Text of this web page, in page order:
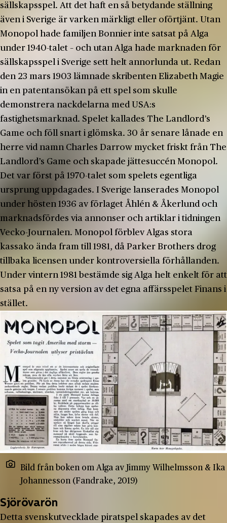
sällskapsspel. Att det haft en så betydande ställning
även i Sverige är varken märkligt eller oförtjänt. Utan
Monopol hade familjen Bonnier inte satsat på Alga
under 1940-talet – och utan Alga hade marknaden för
sällskapsspel i Sverige sett helt annorlunda ut. Redan
den 23 mars 1903 lämnade skribenten Elizabeth Magie
in en patentansökan på ett spel som skulle
demonstrera nackdelarna med USA:s
fastighetsmarknad. Spelet kallades The Landlord’s
Game och föll snart i glömska. 30 år senare lånade en
herre vid namn Charles Darrow mycket friskt från The
Landlord’s Game och skapade jättesuccén Monopol.
Det var först på 1970-talet som spelets egentliga
ursprung uppdagades. I Sverige lanserades Monopol
under hösten 1936 av förlaget Åhlén & Åkerlund och
marknadsfördes via annonser och artiklar i tidningen
Vecko-Journalen. Monopol förblev Algas stora
kassako ända fram till 1981, då Parker Brothers drog
tillbaka licensen under kontroversiella förhållanden.
Under vintern 1981 bestämde sig Alga helt enkelt för att
satsa på en ny version av det egna affärsspelet Finans i
stället.
Bild från boken om Alga av Jimmy Wilhelmsson & Ika
Johannesson (Fandrake, 2019)
Sjörövarön
Detta svenskutvecklade piratspel skapades av det